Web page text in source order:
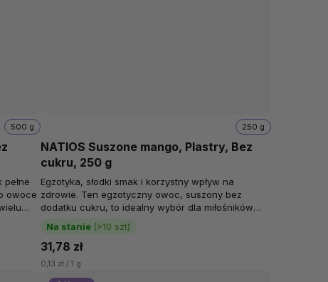
500 g
owoce
NATIOS Suszone mango, Plastry, Bez
cukru, 250 g
Na stanie (>10 szt)
250 g
31,78 zł
0,13 zł / 1 g
Egzotyka, słodki smak i korzystny wpływ na
zdrowie. Ten egzotyczny owoc, suszony bez
dodatku cukru, to idealny wybór dla miłośników
zdrowych przekąsek. Mango to...